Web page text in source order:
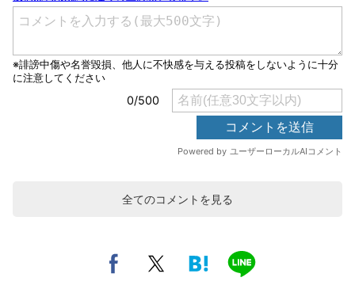
全てのコメントを見る